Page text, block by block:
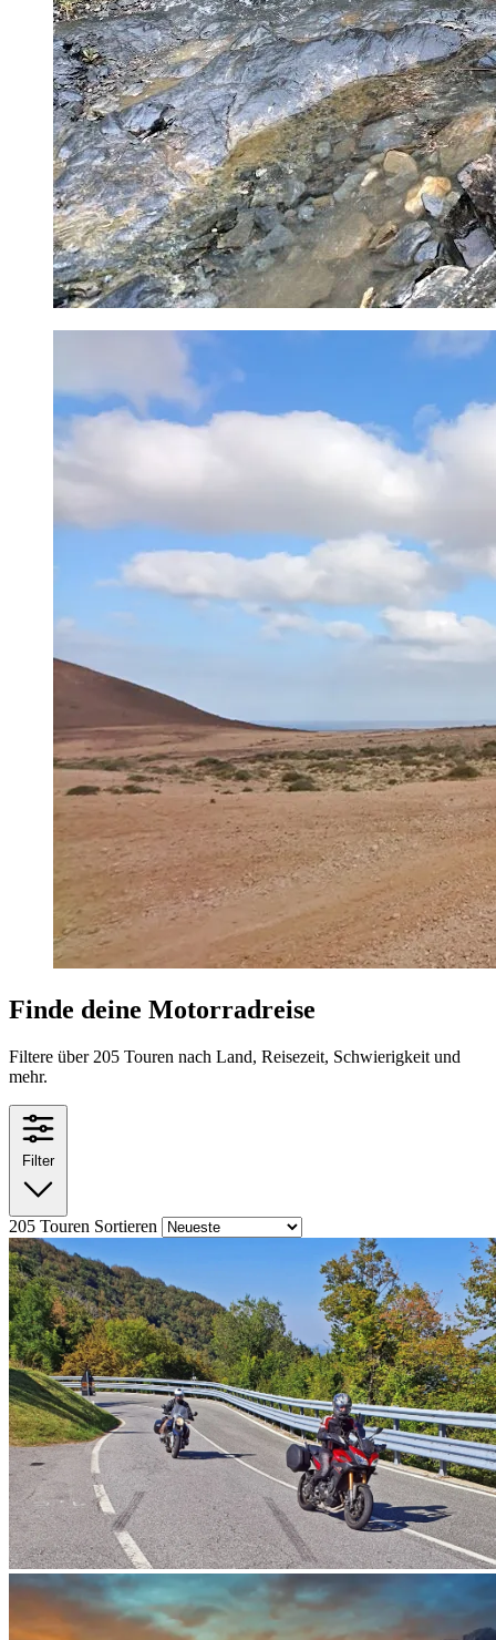
Finde deine Motorradreise
Filtere über 205 Touren nach Land, Reisezeit, Schwierigkeit und
mehr.
Filter
205 Touren Sortieren